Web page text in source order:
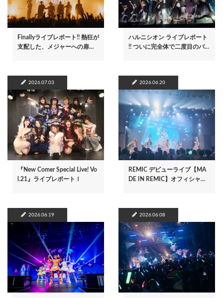
Finallyライブレポート!! 熱狂が
支配した、メジャーへの扉…
ハルニシオン ライブレポート
!! ついに完全体で二度目のバ…
2026.07.03
『New Comer Special Live! Vo
l.21』ライブレポート！
2026.06.20
REMIC デビューライブ【MA
DE IN REMIC】オフィシャ…
2026.06.19 2026.06.08